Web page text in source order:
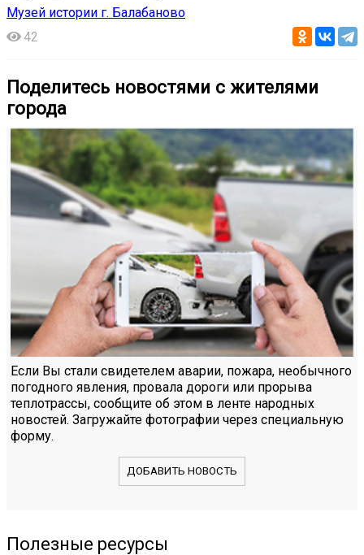
Музей истории г. Балабаново
42
Поделитесь новостями с жителями
города
Если Вы стали свидетелем аварии, пожара, необычного
погодного явления, провала дороги или прорыва
теплотрассы, сообщите об этом в ленте народных
новостей. Загружайте фотографии через специальную
форму.
ДОБАВИТЬ НОВОСТЬ
Полезные ресурсы